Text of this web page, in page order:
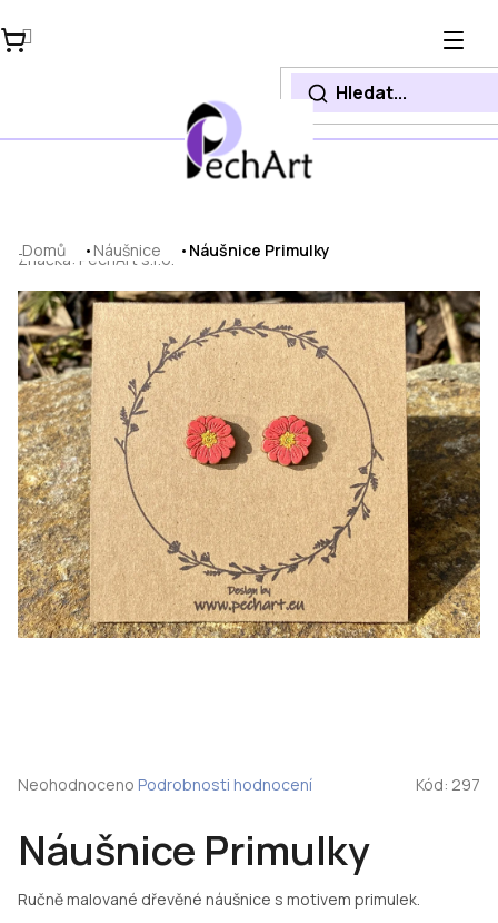
na
obsah
Domů Náušnice Náušnice Primulky
Značka: PechArt s.r.o.
Náušnice Primulky
Ručně malované dřevěné náušnice s motivem primulek.
Průměrné
je
0,0
z
5
Neohodnoceno Podrobnosti hodnocení Kód: 297